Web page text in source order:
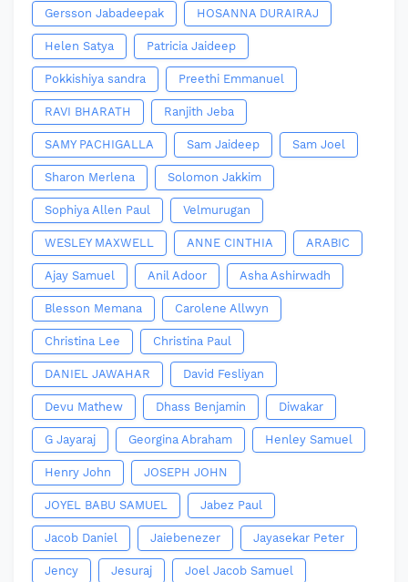
Gersson Jabadeepak HOSANNA DURAIRAJ
Helen Satya Patricia Jaideep
Pokkishiya sandra Preethi Emmanuel
RAVI BHARATH Ranjith Jeba
SAMY PACHIGALLA Sam Jaideep Sam Joel
Sharon Merlena Solomon Jakkim
Sophiya Allen Paul Velmurugan
WESLEY MAXWELL ANNE CINTHIA ARABIC
Ajay Samuel Anil Adoor Asha Ashirwadh
Blesson Memana Carolene Allwyn
Christina Lee Christina Paul
DANIEL JAWAHAR David Fesliyan
Devu Mathew Dhass Benjamin Diwakar
G Jayaraj Georgina Abraham Henley Samuel
Henry John JOSEPH JOHN
JOYEL BABU SAMUEL Jabez Paul
Jacob Daniel Jaiebenezer Jayasekar Peter
Jency Jesuraj Joel Jacob Samuel